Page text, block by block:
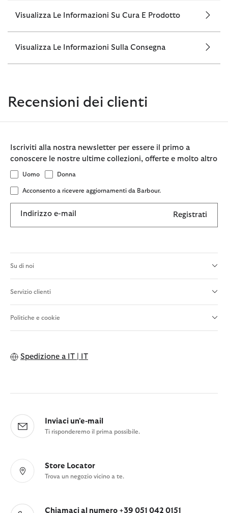
Visualizza Le Informazioni Su Cura E Prodotto
Visualizza Le Informazioni Sulla Consegna
Recensioni dei clienti
Iscriviti alla nostra newsletter per essere il primo a
conoscere le nostre ultime collezioni, offerte e molto altro
Uomo Donna
Acconsento a ricevere aggiornamenti da Barbour.
Indirizzo e-mail Registrati
Su di noi
Servizio clienti
Politiche e cookie
Spedizione a IT | IT
Inviaci un'e-mail
Ti risponderemo il prima possibile.
Store Locator
Trova un negozio vicino a te.
Chiamaci al numero +39 051 042 0151